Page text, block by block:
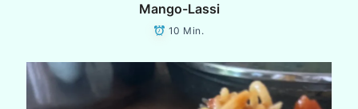
Mango-Lassi
10 Min.